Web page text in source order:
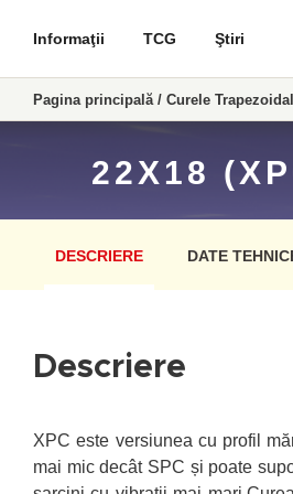
Informaţii TCG Ştiri
Pagina principală / Curele
22X18
DESCRIERE DATE
Descriere
XPC este versiunea cu profil
mai mic decât SPC și poate